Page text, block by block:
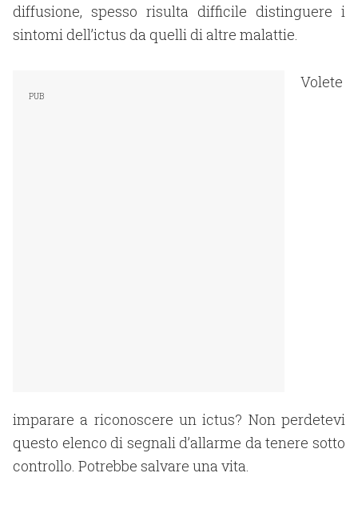
diffusione, spesso risulta difficile distinguere i
sintomi dell’ictus da quelli di altre malattie.
Volete
imparare a riconoscere un ictus? Non perdetevi
questo elenco di segnali d’allarme da tenere sotto
controllo. Potrebbe salvare una vita.